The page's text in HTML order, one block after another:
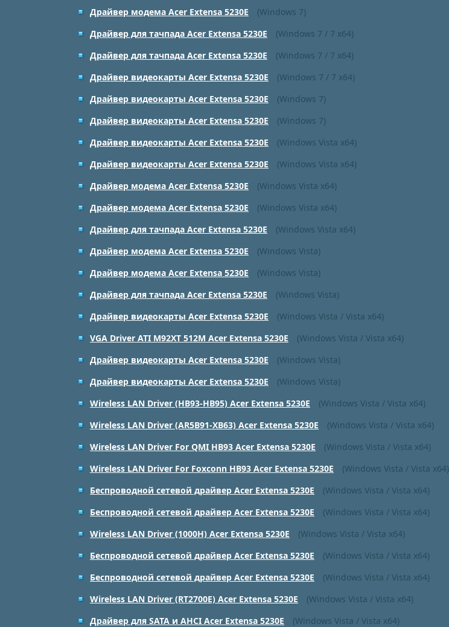
Драйвер модема Acer Extensa 5230E
(Windows 7)
Драйвер для тачпада Acer Extensa 5230E
(Windows 7 / 7 x64)
Драйвер для тачпада Acer Extensa 5230E
(Windows 7 / 7 x64)
Драйвер видеокарты Acer Extensa 5230E
(Windows 7 / 7 x64)
Драйвер видеокарты Acer Extensa 5230E
(Windows 7)
Драйвер видеокарты Acer Extensa 5230E
(Windows 7)
Драйвер видеокарты Acer Extensa 5230E
(Windows Vista x64)
Драйвер видеокарты Acer Extensa 5230E
(Windows Vista x64)
Драйвер модема Acer Extensa 5230E
(Windows Vista x64)
Драйвер модема Acer Extensa 5230E
(Windows Vista x64)
Драйвер для тачпада Acer Extensa 5230E
(Windows Vista x64)
Драйвер модема Acer Extensa 5230E
(Windows Vista)
Драйвер модема Acer Extensa 5230E
(Windows Vista)
Драйвер для тачпада Acer Extensa 5230E
(Windows Vista)
Драйвер видеокарты Acer Extensa 5230E
(Windows Vista / Vista x64)
VGA Driver ATI M92XT 512M Acer Extensa 5230E
(Windows Vista / Vista x64)
Драйвер видеокарты Acer Extensa 5230E
(Windows Vista)
Драйвер видеокарты Acer Extensa 5230E
(Windows Vista)
Wireless LAN Driver (HB93-HB95) Acer Extensa 5230E
(Windows Vista / Vista x64)
Wireless LAN Driver (AR5B91-XB63) Acer Extensa 5230E
(Windows Vista / Vista x64)
Wireless LAN Driver For QMI HB93 Acer Extensa 5230E
(Windows Vista / Vista x64)
Wireless LAN Driver For Foxconn HB93 Acer Extensa 5230E
(Windows Vista / Vista x64)
Беспроводной сетевой драйвер Acer Extensa 5230E
(Windows Vista / Vista x64)
Беспроводной сетевой драйвер Acer Extensa 5230E
(Windows Vista / Vista x64)
Wireless LAN Driver (1000H) Acer Extensa 5230E
(Windows Vista / Vista x64)
Беспроводной сетевой драйвер Acer Extensa 5230E
(Windows Vista / Vista x64)
Беспроводной сетевой драйвер Acer Extensa 5230E
(Windows Vista / Vista x64)
Wireless LAN Driver (RT2700E) Acer Extensa 5230E
(Windows Vista / Vista x64)
Драйвер для SATA и AHCI Acer Extensa 5230E
(Windows Vista / Vista x64)